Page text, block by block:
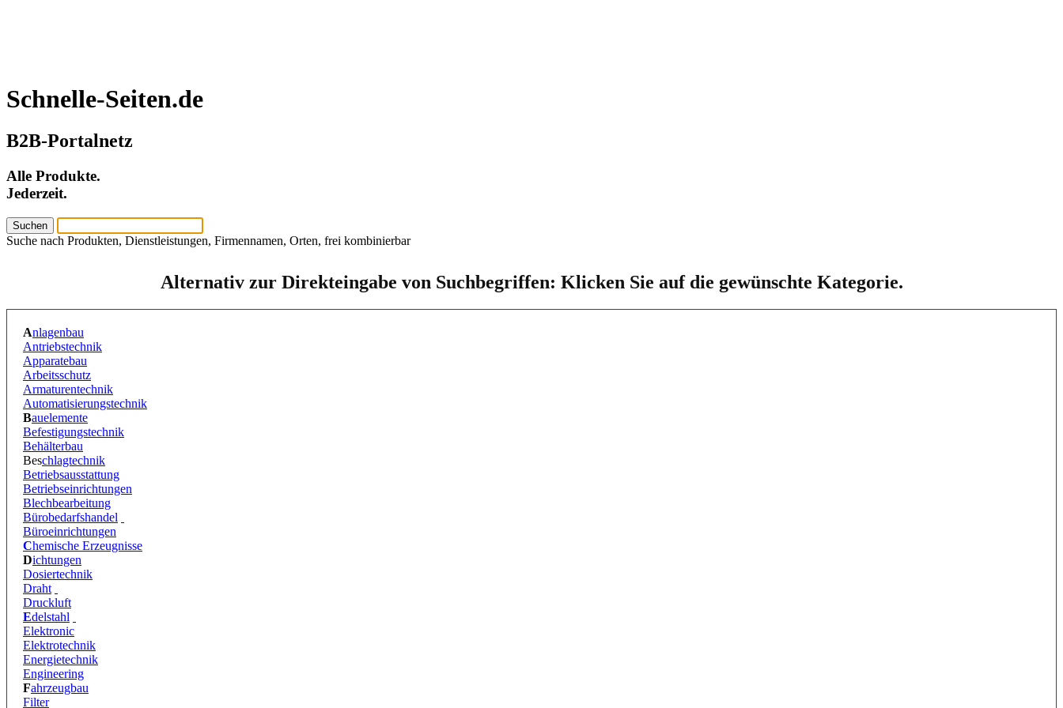
Schnelle-Seiten.de
B2B-Portalnetz
Alle Produkte.
Jederzeit.
Suche nach Produkten, Dienstleistungen, Firmennamen, Orten, frei kombinierbar
Alternativ zur Direkteingabe von Suchbegriffen: Klicken Sie auf die gewünschte Kategorie.
Anlagenbau
Antriebstechnik
Apparatebau
Arbeitsschutz
Armaturentechnik
Automatisierungstechnik
Bauelemente
Befestigungstechnik
Behälterbau
Beschlagtechnik
Betriebsausstattung
Betriebseinrichtungen
Blechbearbeitung
Bürobedarfshandel
Büroeinrichtungen
Chemische Erzeugnisse
Dichtungen
Dosiertechnik
Draht
Druckluft
Edelstahl
Elektronic
Elektrotechnik
Energietechnik
Engineering
Fahrzeugbau
Filter